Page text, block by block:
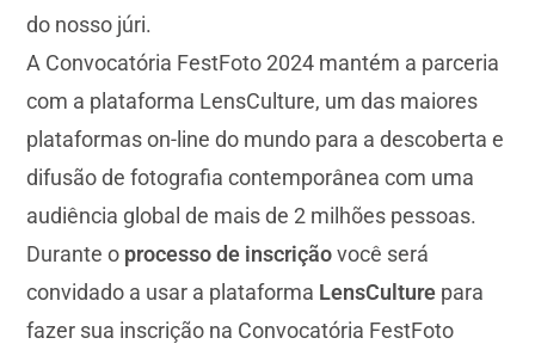
do nosso júri.
A Convocatória FestFoto 2024 mantém a parceria
com a plataforma LensCulture, um das maiores
plataformas on-line do mundo para a descoberta e
difusão de fotografia contemporânea com uma
audiência global de mais de 2 milhões pessoas.
Durante o processo de inscriçãovocê será
convidado a usar a plataforma LensCulture para
fazer sua inscrição na Convocatória FestFoto